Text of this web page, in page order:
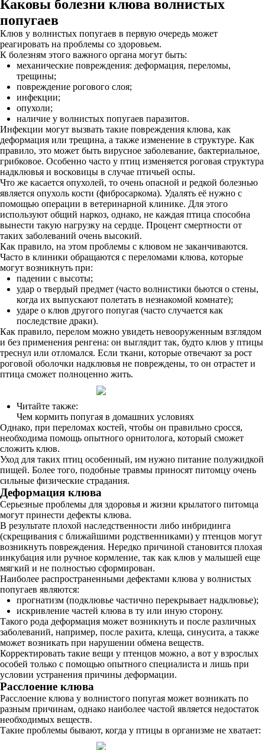
Каковы болезни клюва волнистых
попугаев
Клюв у волнистых попугаев в первую очередь может
реагировать на проблемы со здоровьем.
К болезням этого важного органа могут быть:
механические повреждения: деформация, переломы,
трещины;
повреждение рогового слоя;
инфекции;
опухоли;
наличие у волнистых попугаев паразитов.
Инфекции могут вызвать такие повреждения клюва, как
деформация или трещина, а также изменение в структуре. Как
правило, это может быть вирусное заболевание, бактериальное,
грибковое. Особенно часто у птиц изменяется роговая структура
надклювья и восковицы в случае птичьей оспы.
Что же касается опухолей, то очень опасной и редкой болезнью
является опухоль кости (фибросаркома). Удалять её нужно с
помощью операции в ветеринарной клинике. Для этого
используют общий наркоз, однако, не каждая птица способна
вынести такую нагрузку на сердце. Процент смертности от
таких заболеваний очень высокий.
Как правило, на этом проблемы с клювом не заканчиваются.
Часто в клиники обращаются с переломами клюва, которые
могут возникнуть при:
падении с высоты;
удар о твердый предмет (часто волнистики бьются о стены,
когда их выпускают полетать в незнакомой комнате);
ударе о клюв другого попугая (часто случается как
последствие драки).
Как правило, перелом можно увидеть невооруженным взглядом
и без применения ренгена: он выглядит так, будто клюв у птицы
треснул или отломался. Если ткани, которые отвечают за рост
роговой оболочки надклювья не повреждены, то он отрастет и
птица сможет полноценно жить.
Читайте также:
Чем кормить попугая в домашних условиях
Однако, при переломах костей, чтобы он правильно сросся,
необходима помощь опытного орнитолога, который сможет
сложить клюв.
Уход для таких птиц особенный, им нужно питание полужидкой
пищей. Более того, подобные травмы приносят питомцу очень
сильные физические страдания.
Деформация клюва
Серьезные проблемы для здоровья и жизни крылатого питомца
могут принести дефекты клюва.
В результате плохой наследственности либо инбридинга
(скрещивания с ближайшими родственниками) у птенцов могут
возникнуть повреждения. Нередко причиной становится плохая
инкубация или ручное кормление, так как клюв у малышей еще
мягкий и не полностью сформирован.
Наиболее распространенными дефектами клюва у волнистых
попугаев являются:
прогнатизм (подклювье частично перекрывает надклювье);
искривление частей клюва в ту или иную сторону.
Такого рода деформация может возникнуть и после различных
заболеваний, например, после рахита, клеща, синусита, а также
может возникать при нарушении обмена веществ.
Корректировать такие вещи у птенцов можно, а вот у взрослых
особей только с помощью опытного специалиста и лишь при
условии устранения причины деформации.
Расслоение клюва
Расслоение клюва у волнистого попугая может возникать по
разным причинам, однако наиболее частой является недостаток
необходимых веществ.
Такие проблемы бывают, когда у птицы в организме не хватает: